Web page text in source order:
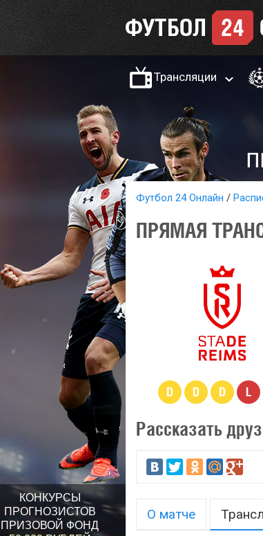
КОНКУРСЫ
ПРОГНОЗИСТОВ
ПРИЗОВОЙ ФОНД
Трансляции
Футбол 24 Онлайн
ПРЯМАЯ
D D D L
Рассказать
О матче